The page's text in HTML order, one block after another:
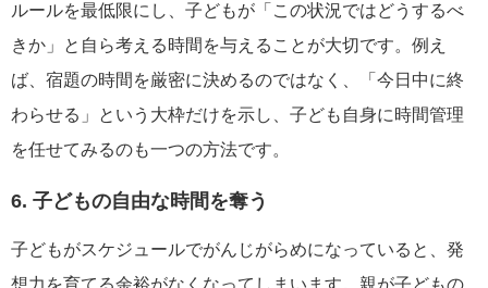
ルールを最低限にし、子どもが「この状況ではどうするべ
きか」と自ら考える時間を与えることが大切です。例え
ば、宿題の時間を厳密に決めるのではなく、「今日中に終
わらせる」という大枠だけを示し、子ども自身に時間管理
を任せてみるのも一つの方法です。
6. 子どもの自由な時間を奪う
子どもがスケジュールでがんじがらめになっていると、発
想力を育てる余裕がなくなってしまいます。親が子どもの